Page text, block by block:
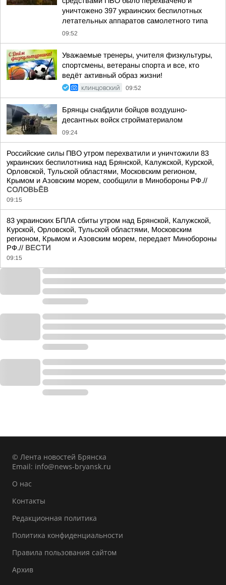
уничтожено 397 украинских беспилотных
летательных аппаратов самолетного типа
09:52
Уважаемые тренеры, учителя физкультуры,
спортсмены, ветераны спорта и все, кто
ведёт активный образ жизни!
КЛИНЦОВСКИЙ 09:52
Брянцы снабдили бойцов воздушно-
десантных войск стройматериалом
09:24
Российские силы ПВО утром перехватили и уничтожили 83
украинских беспилотника над Брянской, Калужской, Курской,
Орловской, Тульской областями, Московским регионом,
Крымом и Азовским морем, сообщили в Минобороны РФ.//
СОЛОВЬЁВ
09:15
83 украинских БПЛА сбиты утром над Брянской, Калужской,
Курской, Орловской, Тульской областями, Московским
регионом, Крымом и Азовским морем, передает Минобороны
РФ.// ВЕСТИ
09:15
© Лента новостей Брянска
Email: info@news-bryansk.ru
О нас
Контакты
Редакционная политика
Политика конфиденциальности
Правила пользования сайтом
Архив